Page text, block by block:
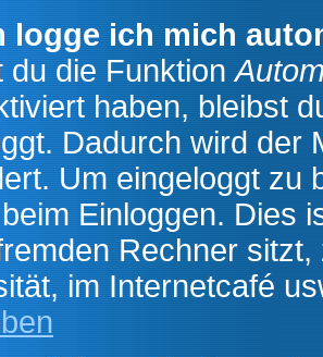
logge ich mich
du die Funktion
haben, bleibst
Dadurch wird der
Um eingeloggt zu
Einloggen. Dies
Rechner
im Internetcafé